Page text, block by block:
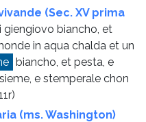
(Sec. XV prima
giengiovo biancho, et
in aqua chalda et un
biancho, et pesta, e
e stemperale chon
(ms. Washington)